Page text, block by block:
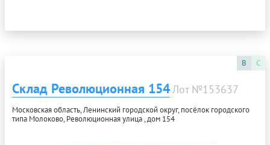
B C
Склад Революционная 154Лот №153637
Московская область, Ленинский городской округ, посёлок городского
типа Молоково, Революционная улица , дом 154